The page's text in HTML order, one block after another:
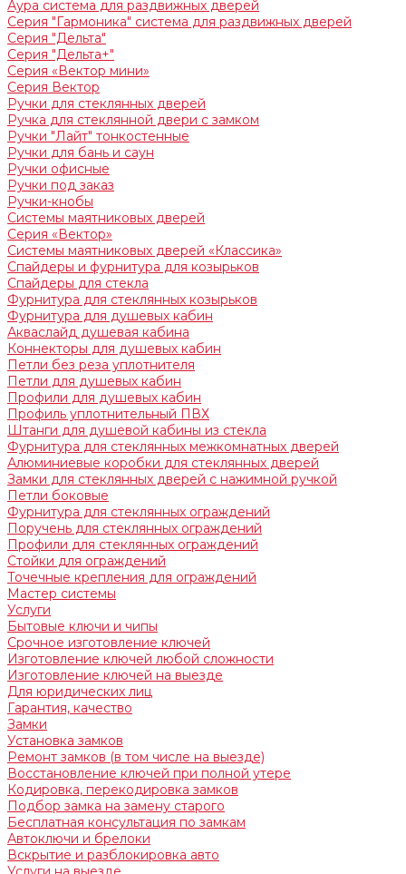
Аура система для раздвижных дверей
Серия "Гармоника" система для раздвижных дверей
Серия "Дельта"
Серия "Дельта+"
Серия «Вектор мини»
Серия Вектор
Ручки для стеклянных дверей
Ручка для стеклянной двери с замком
Ручки "Лайт" тонкостенные
Ручки для бань и саун
Ручки офисные
Ручки под заказ
Ручки-кнобы
Системы маятниковых дверей
Серия «Вектор»
Системы маятниковых дверей «Классика»
Спайдеры и фурнитура для козырьков
Спайдеры для стекла
Фурнитура для стеклянных козырьков
Фурнитура для душевых кабин
Акваслайд душевая кабина
Коннекторы для душевых кабин
Петли без реза уплотнителя
Петли для душевых кабин
Профили для душевых кабин
Профиль уплотнительный ПВХ
Штанги для душевой кабины из стекла
Фурнитура для стеклянных межкомнатных дверей
Алюминиевые коробки для стеклянных дверей
Замки для стеклянных дверей с нажимной ручкой
Петли боковые
Фурнитура для стеклянных ограждений
Поручень для стеклянных ограждений
Профили для стеклянных ограждений
Стойки для ограждений
Точечные крепления для ограждений
Мастер системы
Услуги
Бытовые ключи и чипы
Срочное изготовление ключей
Изготовление ключей любой сложности
Изготовление ключей на выезде
Для юридических лиц
Гарантия, качество
Замки
Установка замков
Ремонт замков (в том числе на выезде)
Восстановление ключей при полной утере
Кодировка, перекодировка замков
Подбор замка на замену старого
Бесплатная консультация по замкам
Автоключи и брелоки
Вскрытие и разблокировка авто